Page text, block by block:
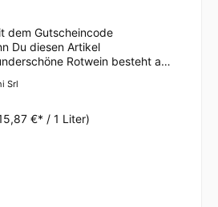
dem Gutscheincode
Du diesen Artikel
Rotwein besteht aus
in Edelstahltanks.
für 6-8
In der Nase überwiegen
und fruchtige Aromen mit
Srl
€* / 1 Liter)